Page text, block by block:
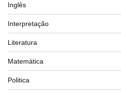
Inglês
Interpretação
Literatura
Matemática
Politica